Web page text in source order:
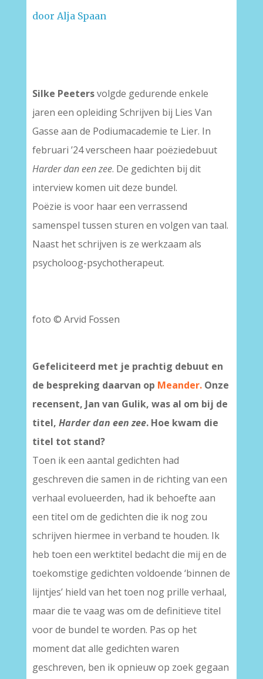
door Alja Spaan
Silke Peetersvolgde gedurende enkele
jaren een opleiding Schrijven bij Lies Van
Gasse aan de Podiumacademie te Lier. In
februari ’24 verscheen haar poëziedebuut
Harder dan een zee. De gedichten bij dit
interview komen uit deze bundel.
Poëzie is voor haar een verrassend
samenspel tussen sturen en volgen van taal.
Naast het schrijven is ze werkzaam als
psycholoog-psychotherapeut.
foto © Arvid Fossen
Gefeliciteerd met je prachtig debuut en
de bespreking daarvan op Meander.Onze
recensent, Jan van Gulik, was al om bij de
titel, Harder dan een zee. Hoe kwam die
titel tot stand?
Toen ik een aantal gedichten had
geschreven die samen in de richting van een
verhaal evolueerden, had ik behoefte aan
een titel om de gedichten die ik nog zou
schrijven hiermee in verband te houden. Ik
heb toen een werktitel bedacht die mij en de
toekomstige gedichten voldoende ‘binnen de
lijntjes’ hield van het toen nog prille verhaal,
maar die te vaag was om de definitieve titel
voor de bundel te worden. Pas op het
moment dat alle gedichten waren
geschreven, ben ik opnieuw op zoek gegaan